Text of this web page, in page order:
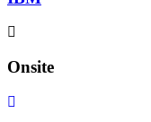
Onsite